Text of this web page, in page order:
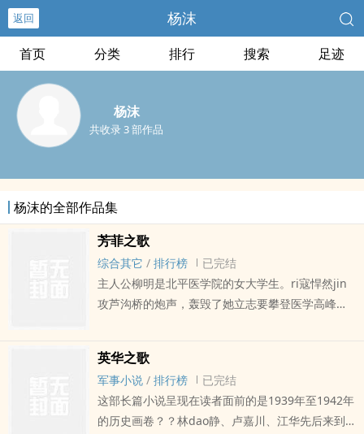
返回 杨沫
首页 分类 排行 搜索 足迹
杨沫
共收录 3 部作品
杨沫的全部作品集
芳菲之歌
综合其它 / 排行榜
已完结
主人公柳明是北平医学院的女大学生。ri寇悍然jin
攻芦沟桥的炮声，轰毁了她立志要攀登医学高峰的
结伴赴ri留学；与此同时，地下党员曹鸿远对她启
迪，却燃起了她心中ai国re忱之火。在人生的十字
路kou上，柳明经历了感情上痛苦的搏斗，终于毅然
投shen到抗ri战争的洪liu中去。从柳明坎坷的人生
英华之歌
军事小说 / 排行榜
已完结
这部长篇小说呈现在读者面前的是1939年至1942年
的历史画卷？？林dao静、卢嘉川、江华先后来到